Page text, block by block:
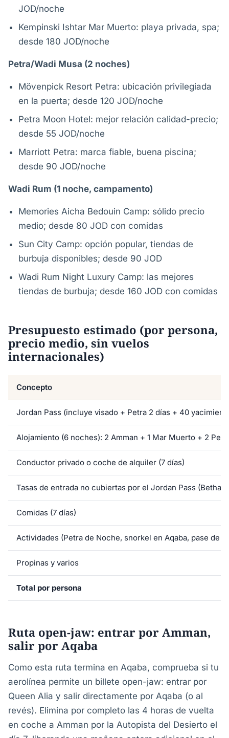
JOD/noche
Kempinski Ishtar Mar Muerto: playa privada, spa;
desde 180 JOD/noche
Petra/Wadi Musa (2 noches)
Mövenpick Resort Petra: ubicación privilegiada
en la puerta; desde 120 JOD/noche
Petra Moon Hotel: mejor relación calidad-precio;
desde 55 JOD/noche
Marriott Petra: marca fiable, buena piscina;
desde 90 JOD/noche
Wadi Rum (1 noche, campamento)
Memories Aicha Bedouin Camp: sólido precio
medio; desde 80 JOD con comidas
Sun City Camp: opción popular, tiendas de
burbuja disponibles; desde 90 JOD
Wadi Rum Night Luxury Camp: las mejores
tiendas de burbuja; desde 160 JOD con comidas
Presupuesto estimado (por persona,
precio medio, sin vuelos
internacionales)
Concepto
Jordan Pass (incluye visado + Petra 2 días + 40
Alojamiento (6 noches): 2 Amman + 1 Mar Muerto + 2
Conductor privado o coche de alquiler (7 días)
Tasas de entrada no cubiertas por el Jordan Pass
Comidas (7 días)
Actividades (Petra de Noche, snorkel en Aqaba, pase de
Propinas y varios
Total por persona
Ruta open-jaw: entrar por Amman,
salir por Aqaba
Como esta ruta termina en Aqaba, comprueba si tu
aerolínea permite un billete open-jaw: entrar por
Queen Alia y salir directamente por Aqaba (o al
revés). Elimina por completo las 4 horas de vuelta
en coche a Amman por la Autopista del Desierto el